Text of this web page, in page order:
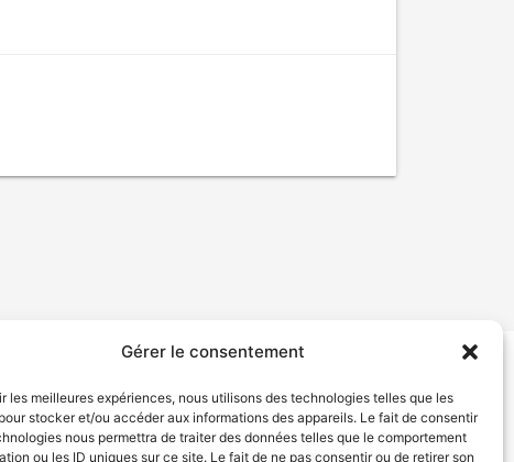
Gérer le consentement
les meilleures expériences, nous utilisons des technologies telles que les
stocker et/ou accéder aux informations des appareils. Le fait de consentir
nous permettra de traiter des données telles que le comportement
ou les ID uniques sur ce site. Le fait de ne pas consentir ou de retirer son
de services Politique de confidentialité